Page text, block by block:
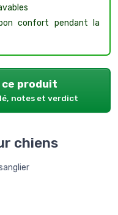
confort pendant la
produit
notes et verdict
chiens